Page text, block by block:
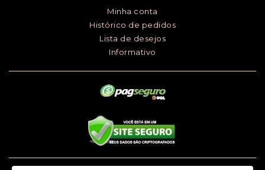
Minha conta
Histórico de pedidos
Lista de desejos
Informativo